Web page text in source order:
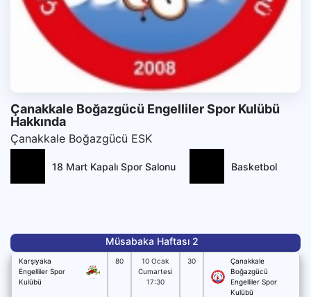
Çanakkale Boğazgücü Engelliler Spor Kulübü
Hakkında
Çanakkale Boğazgücü ESK
18 Mart Kapalı Spor Salonu Basketbol
Müsabaka Haftası 2
Karşıyaka
Engelliler Spor
Kulübü
80
10 Ocak
Cumartesi
17:30
30
Çanakkale
Boğazgücü
Engelliler Spor
Kulübü